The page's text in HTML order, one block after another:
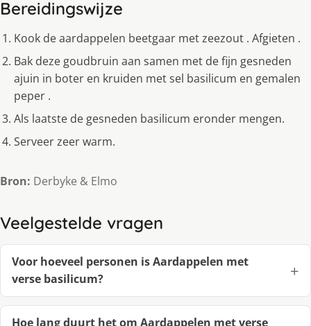
Bereidingswijze
Kook de aardappelen beetgaar met zeezout . Afgieten .
Bak deze goudbruin aan samen met de fijn gesneden
ajuin in boter en kruiden met sel basilicum en gemalen
peper .
Als laatste de gesneden basilicum eronder mengen.
Serveer zeer warm.
Bron: Derbyke & Elmo
Veelgestelde vragen
Voor hoeveel personen is Aardappelen met
verse basilicum?
Hoe lang duurt het om Aardappelen met verse